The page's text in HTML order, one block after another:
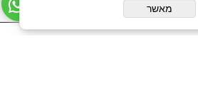
שמורות לחיים מחט אמן ישראלי
מאשר